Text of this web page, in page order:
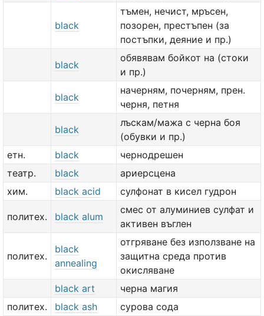
black
тъмен, нечист, мръсен,
позорен, престъпен (за
постъпки, деяние и пр.)
black
обявявам бойкот на (стоки
и пр.)
black
начерням, почерням, прен.
черня, петня
black
лъскам/мажа с черна боя
(обувки и пр.)
етн.
black
чернодрешен
театр.
black
ариерсцена
хим.
black acid сулфонат в кисел гудрон
политех. black alum
смес от алуминиев сулфат и
активен въглен
политех.
black
annealing
отгряване без използване на
защитна среда против
окисляване
black art
черна магия
политех.
black ash
сурова сода